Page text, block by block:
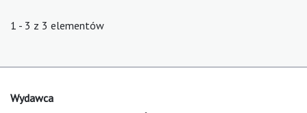
1 - 3 z 3 elementów
Wydawca